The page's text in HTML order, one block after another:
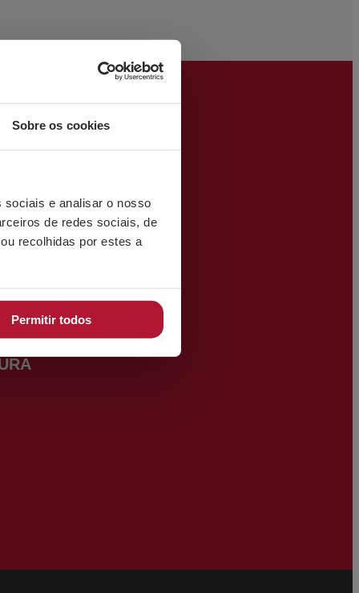
Sobre os cookies
sociais e analisar o nosso
de redes sociais, de
recolhidas por estes a
Permitir todos